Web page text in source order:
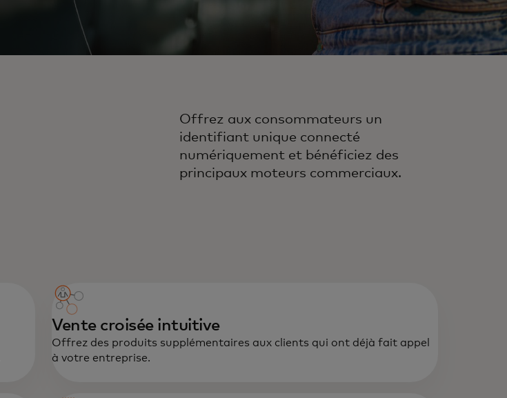
Offrez aux consommateurs un
identifiant unique connecté
numériquement et bénéficiez des
principaux moteurs commerciaux.
Vente croisée intuitive
Offrez des produits supplémentaires aux clients qui ont déjà fait appel
à votre entreprise.